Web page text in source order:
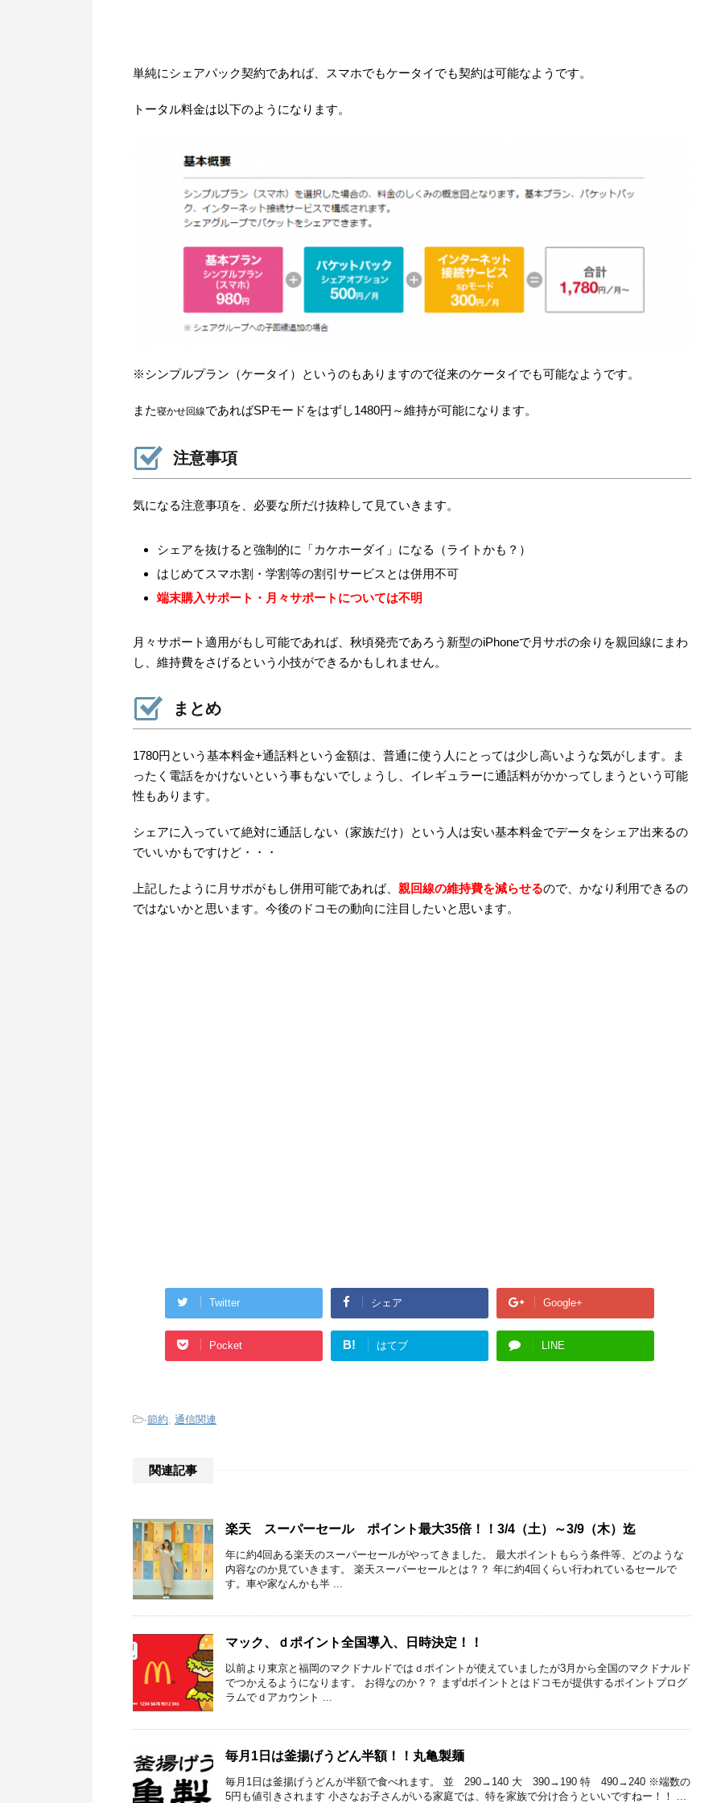
単純にシェアパック契約であれば、スマホでもケータイでも契約は可能なようです。
トータル料金は以下のようになります。
※シンプルプラン（ケータイ）というのもありますので従来のケータイでも可能なようです。
また寝かせ回線であればSPモードをはずし1480円～維持が可能になります。
注意事項
気になる注意事項を、必要な所だけ抜粋して見ていきます。
シェアを抜けると強制的に「カケホーダイ」になる（ライトかも？）
はじめてスマホ割・学割等の割引サービスとは併用不可
端末購入サポート・月々サポートについては不明
月々サポート適用がもし可能であれば、秋頃発売であろう新型のiPhoneで月サポの余りを親回線にまわ
し、維持費をさげるという小技ができるかもしれません。
まとめ
1780円という基本料金+通話料という金額は、普通に使う人にとっては少し高いような気がします。ま
ったく電話をかけないという事もないでしょうし、イレギュラーに通話料がかかってしまうという可能
性もあります。
シェアに入っていて絶対に通話しない（家族だけ）という人は安い基本料金でデータをシェア出来るの
でいいかもですけど・・・
上記したように月サポがもし併用可能であれば、 親回線の維持費を減らせるので、かなり利用できるの
ではないかと思います。今後のドコモの動向に注目したいと思います。
Twitter シェア Google+
Pocket B! はてブ LINE
-節約 通信関連
関連記事
楽天 スーパーセール ポイント最大35倍！！3/4（土）～3/9（木）迄
年に約4回ある楽天のスーパーセールがやってきました。 最大ポイントもらう条件等、どのような
内容なのか見ていきます。 楽天スーパーセールとは？？ 年に約4回くらい行われているセールで
す。車や家なんかも半 ...
マック、ｄポイント全国導入、日時決定！！
以前より東京と福岡のマクドナルドではｄポイントが使えていましたが3月から全国のマクドナルド
でつかえるようになります。 お得なのか？？ まずdポイントとはドコモが提供するポイントプログ
ラムでｄアカウント ...
毎月1日は釜揚げうどん半額！！丸亀製麺
毎月1日は釜揚げうどんが半額で食べれます。 並 290→140 大 390→190 特 490→240 ※端数の
5円も値引きされます 小さなお子さんがいる家庭では、特を家族で分け合うといいですねー！！ ...